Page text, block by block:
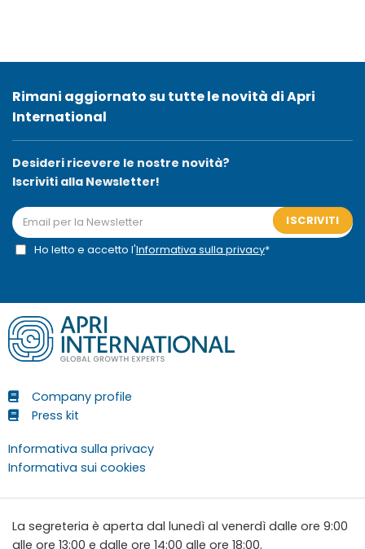
Rimani aggiornato su tutte le novità di Apri
International
Desideri ricevere le nostre novità?
Iscriviti alla Newsletter!
ISCRIVITI
Ho letto e accetto l'Informativa sulla privacy*
Company profile
Press kit
Informativa sulla privacy
Informativa sui cookies
La segreteria è aperta dal lunedì al venerdì dalle ore 9:00
alle ore 13:00 e dalle ore 14:00 alle ore 18:00.